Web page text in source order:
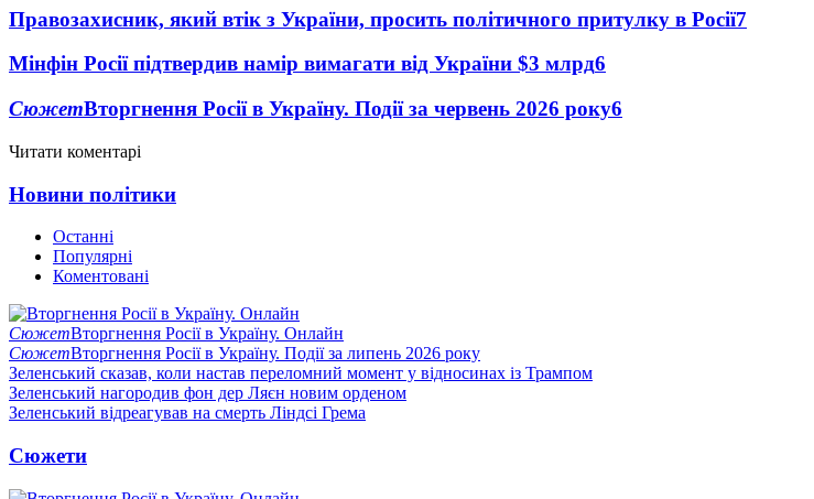
Правозахисник, який втік з України, просить політичного притулку в Росії7
Мінфін Росії підтвердив намір вимагати від України $3 млрд6
СюжетВторгнення Росії в Україну. Події за червень 2026 року6
Читати коментарі
Новини політики
Останні
Популярні
Коментовані
СюжетВторгнення Росії в Україну. Онлайн
СюжетВторгнення Росії в Україну. Події за липень 2026 року
Зеленський сказав, коли настав переломний момент у відносинах із Трампом
Зеленський нагородив фон дер Ляєн новим орденом
Зеленський відреагував на смерть Ліндсі Грема
Сюжети